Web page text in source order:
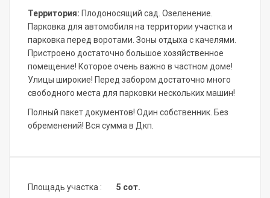
Территория: Плодоносящий сад. Озеленение.
Парковка для автомобиля на территории участка и
парковка перед воротами. Зоны отдыха с качелями.
Пристроено достаточно большое хозяйственное
помещение! Которое очень важно в частном доме!
Улицы широкие! Перед забором достаточно много
свободного места для парковки нескольких машин!
Полный пакет документов! Один собственник. Без
обременений! Вся сумма в Дкп.
Площадь участка : 5 сот.